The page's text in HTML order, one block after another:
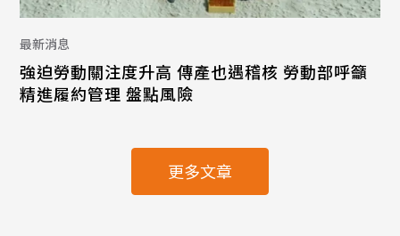
最新消息
強迫勞動關注度升高 傳產也遇稽核 勞動部呼籲
精進履約管理 盤點風險
更多文章